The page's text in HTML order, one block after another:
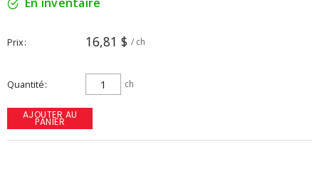
Prix 16,81 $ / ch
Quantité ch
AJOUTER AU
PANIER